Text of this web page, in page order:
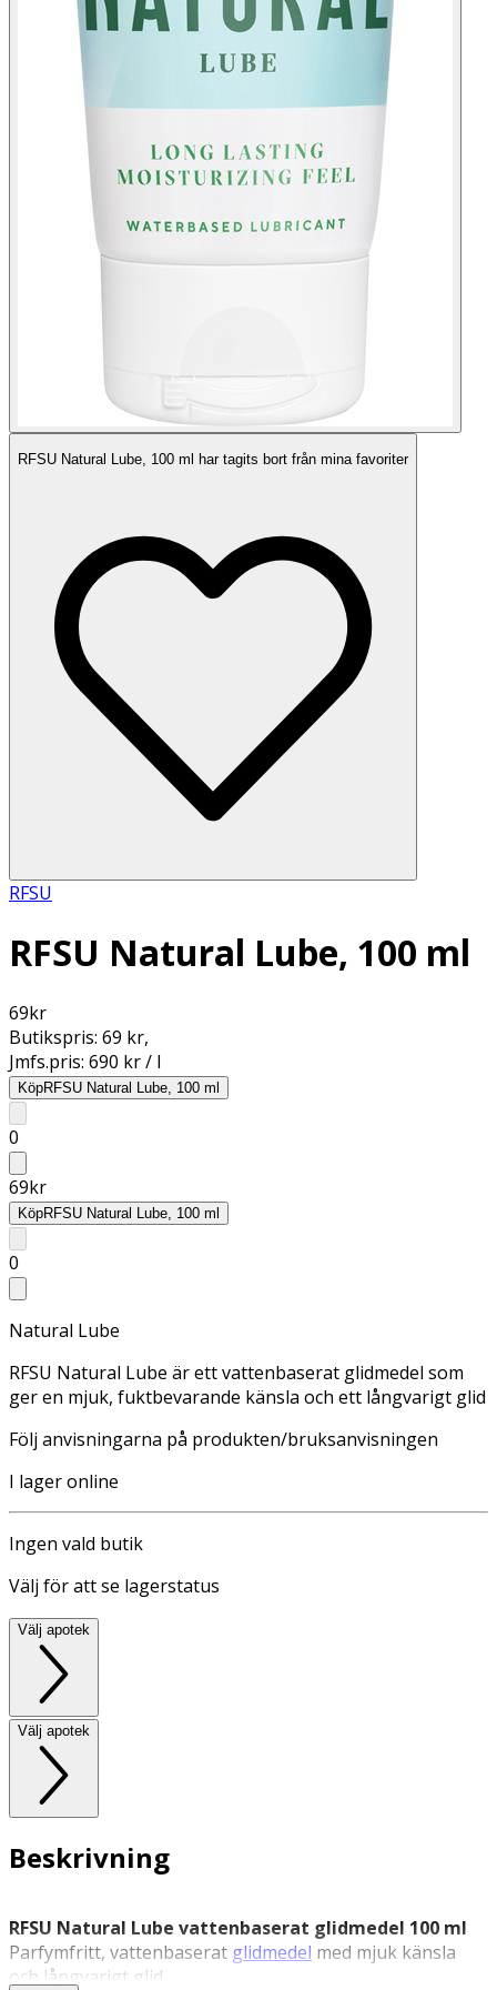
RFSU Natural Lube, 100 ml har tagits bort från mina favoriter
RFSU
RFSU Natural Lube, 100 ml
69kr
Butikspris: 69 kr,
Jmfs.pris: 690 kr / l
KöpRFSU Natural Lube, 100 ml
0
69kr
KöpRFSU Natural Lube, 100 ml
0
Natural Lube
RFSU Natural Lube är ett vattenbaserat glidmedel som
ger en mjuk, fuktbevarande känsla och ett långvarigt glid
Följ anvisningarna på produkten/bruksanvisningen
I lager online
Ingen vald butik
Välj för att se lagerstatus
Välj apotek
Välj apotek
Beskrivning
RFSU Natural Lube vattenbaserat glidmedel 100 ml
Parfymfritt, vattenbaserat glidmedel med mjuk känsla
och långvarigt glid.